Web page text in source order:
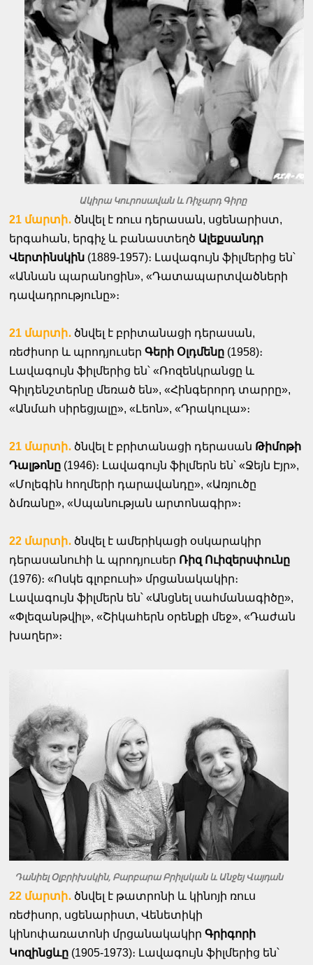
Ակիրա Կուրոսավան և Ռիչարդ Գիրը
21 մարտի․ ծնվել է ռուս դերասան, սցենարիստ,
երգահան, երգիչ և բանաստեղծ Ալեքսանդր
Վերտինսկին (1889-1957)։ Լավագույն ֆիլմերից են՝
«Աննան պարանոցին», «Դատապարտվածների
դավադրությունը»։
21 մարտի․ ծնվել է բրիտանացի դերասան,
ռեժիսոր և պրոդյուսերԳերի Օլդմենը (1958)։
Լավագույն ֆիլմերից են՝ «Ռոզենկրանցը և
Գիլդենշտերնը մեռած են», «Հինգերորդ տարրը»,
«Անմահ սիրեցյալը», «Լեոն», «Դրակուլա»։
21 մարտի․ ծնվել է բրիտանացի դերասան Թիմոթի
Դալթոնը (1946)։ Լավագույն ֆիլմերն են՝ «Ջեյն Էյր»,
«Մոլեգին հողմերի դարավանդը», «Առյուծը
ձմռանը», «Սպանության արտոնագիր»։
22 մարտի․ ծնվել է ամերիկացի օսկարակիր
դերասանուհի և պրոդյուսեր Ռիզ Ուիզերսփունը
(1976)։ «Ոսկե գլոբուսի» մրցանակակիր։
Լավագույն ֆիլմերն են՝ «Անցնել սահմանագիծը»,
«Փլեզանթվիլ», «Շիկահերն օրենքի մեջ», «Դաժան
խաղեր»։
Դանիել Օլբրիխսկին, Բարբարա Բրիլսկան և Անջեյ Վայդան
22 մարտի․ ծնվել է թատրոնի և կինոյի ռուս
ռեժիսոր, սցենարիստ, Վենետիկի
կինոփառատոնի մրցանակակիրԳրիգորի
Կոզինցևը (1905-1973)։ Լավագույն ֆիլմերից են՝